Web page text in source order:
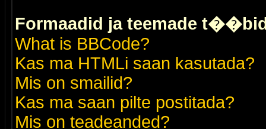
Formaadid ja teemade
What is BBCode?
Kas ma HTMLi saan kasutada?
Mis on smailid?
Kas ma saan pilte postitada?
Mis on teadeanded?